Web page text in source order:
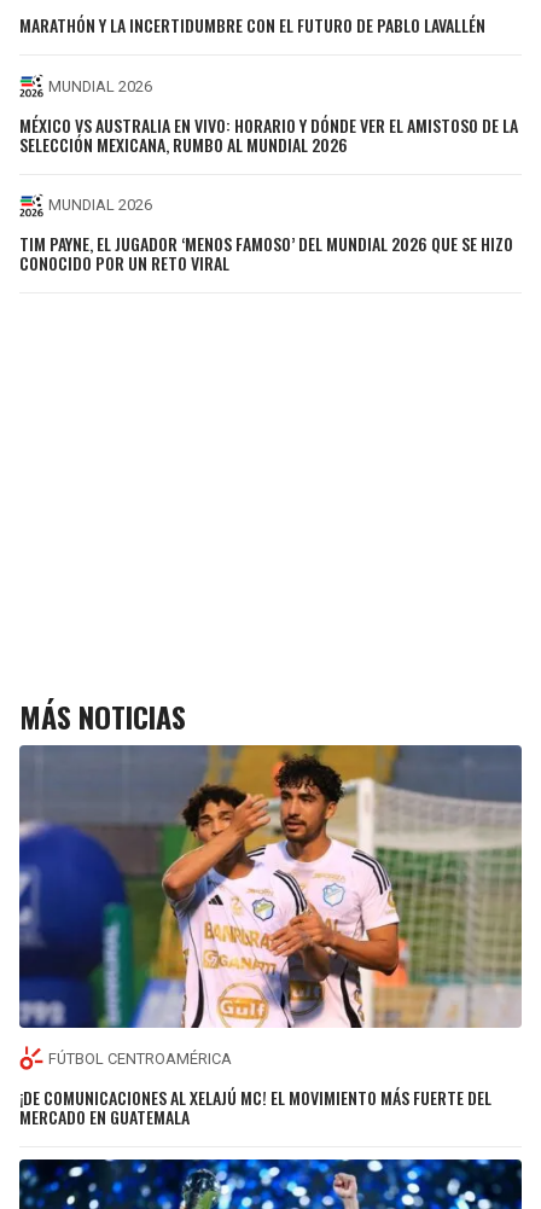
MARATHÓN Y LA INCERTIDUMBRE CON EL FUTURO DE PABLO LAVALLÉN
MUNDIAL 2026
MÉXICO VS AUSTRALIA EN VIVO: HORARIO Y DÓNDE VER EL AMISTOSO DE LA
SELECCIÓN MEXICANA, RUMBO AL MUNDIAL 2026
MUNDIAL 2026
TIM PAYNE, EL JUGADOR ‘MENOS FAMOSO’ DEL MUNDIAL 2026 QUE SE HIZO
CONOCIDO POR UN RETO VIRAL
MÁS NOTICIAS
FÚTBOL CENTROAMÉRICA
¡DE COMUNICACIONES AL XELAJÚ MC! EL MOVIMIENTO MÁS FUERTE DEL
MERCADO EN GUATEMALA